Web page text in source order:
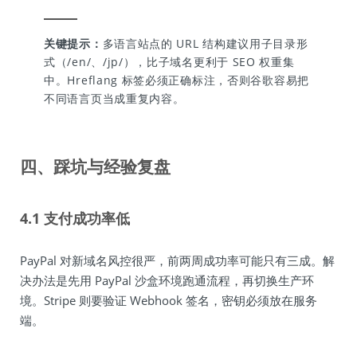
关键提示： 多语言站点的 URL 结构建议用子目录形
式（/en/、/jp/），比子域名更利于 SEO 权重集
中。Hreflang 标签必须正确标注，否则谷歌容易把
不同语言页当成重复内容。
四、踩坑与经验复盘
4.1 支付成功率低
PayPal 对新域名风控很严，前两周成功率可能只有三成。解
决办法是先用 PayPal 沙盒环境跑通流程，再切换生产环
境。Stripe 则要验证 Webhook 签名，密钥必须放在服务
端。